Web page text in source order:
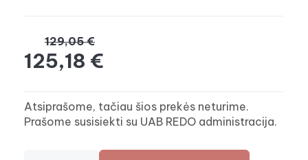
129,05 €
125,18 €
Atsiprašome, tačiau šios prekės neturime.
Prašome susisiekti su UAB REDO administracija.